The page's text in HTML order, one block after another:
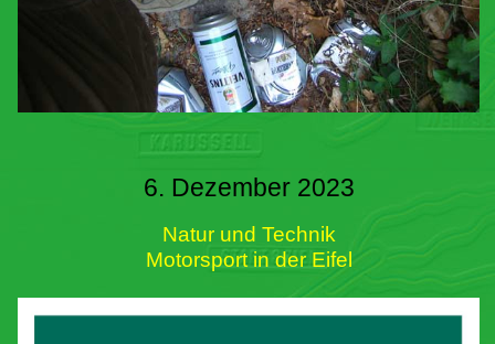
6. Dezember 2023
Natur und Technik
Motorsport in der Eifel